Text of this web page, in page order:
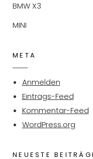
BMW X3
MINI
META
Anmelden
Eintrags-Feed
Kommentar-Feed
WordPress.org
NEUESTE